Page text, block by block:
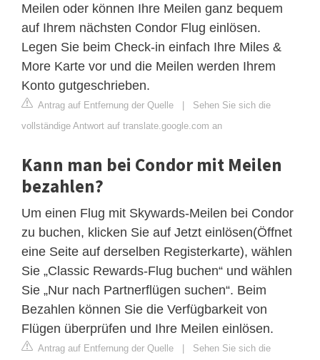
Meilen oder können Ihre Meilen ganz bequem
auf Ihrem nächsten Condor Flug einlösen.
Legen Sie beim Check-in einfach Ihre Miles &
More Karte vor und die Meilen werden Ihrem
Konto gutgeschrieben.
Antrag auf Entfernung der Quelle
Sehen Sie sich die
vollständige Antwort auf translate.google.com an
Kann man bei Condor mit Meilen
bezahlen?
Um einen Flug mit Skywards‑Meilen bei Condor
zu buchen, klicken Sie auf Jetzt einlösen(Öffnet
eine Seite auf derselben Registerkarte), wählen
Sie „Classic Rewards‑Flug buchen“ und wählen
Sie „Nur nach Partnerflügen suchen“. Beim
Bezahlen können Sie die Verfügbarkeit von
Flügen überprüfen und Ihre Meilen einlösen.
Antrag auf Entfernung der Quelle
Sehen Sie sich die